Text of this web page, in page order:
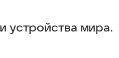
устройства мира.